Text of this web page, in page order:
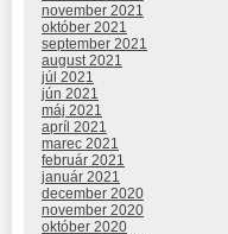
november 2021
október 2021
september 2021
august 2021
júl 2021
jún 2021
máj 2021
apríl 2021
marec 2021
február 2021
január 2021
december 2020
november 2020
október 2020